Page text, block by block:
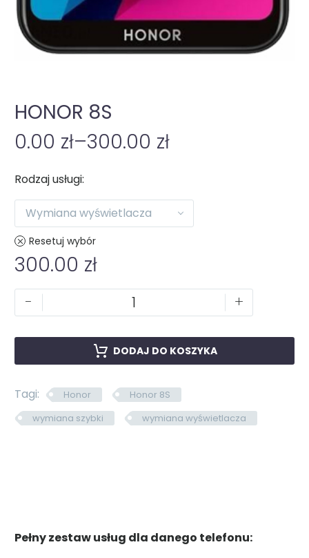
HONOR 8S
0.00 zł–300.00 zł
Rodzaj usługi
Wymiana wyświetlacza
Resetuj wybór
300.00 zł
- +
DODAJ DO KOSZYKA
Tagi: Honor
Honor 8S
wymiana szybki
wymiana wyświetlacza
Pełny zestaw usług dla danego telefonu: